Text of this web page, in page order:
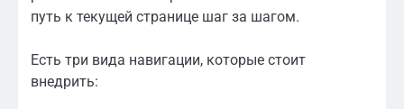
путь к текущей странице шаг за шагом.
Есть три вида навигации, которые стоит
внедрить: